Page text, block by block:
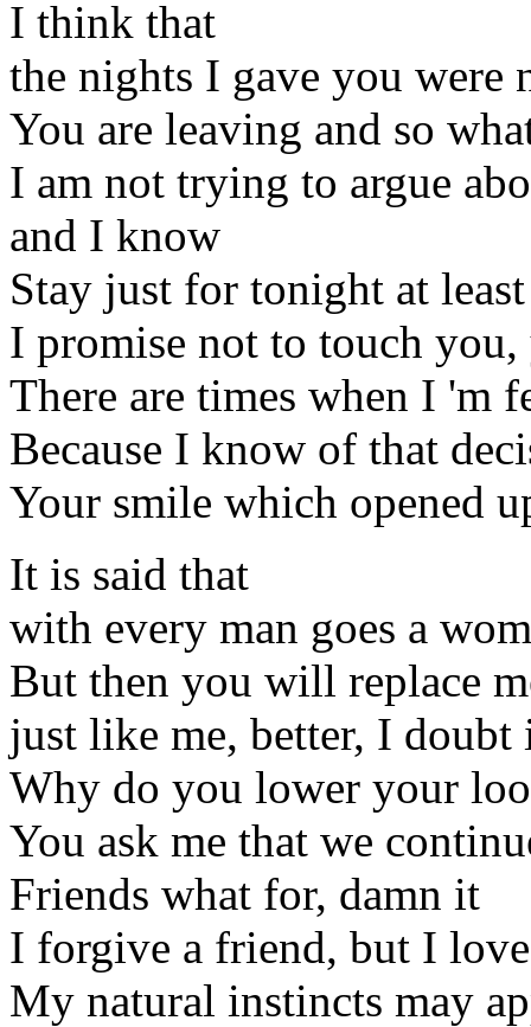
I think that
the nights I gave you were
You are leaving and so
I am not trying to argue
and I know
Stay just for tonight at least
I promise not to touch you,
There are times when I 'm
Because I know of that
Your smile which opened
It is said that
with every man goes a
But then you will replace
just like me, better, I doubt
Why do you lower your
You ask me that we
Friends what for, damn it
I forgive a friend, but I
My natural instincts may